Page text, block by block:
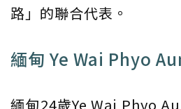
路」的聯合代表。
緬甸 Ye Wai Phyo
緬甸24歲Ye Wai Phyo